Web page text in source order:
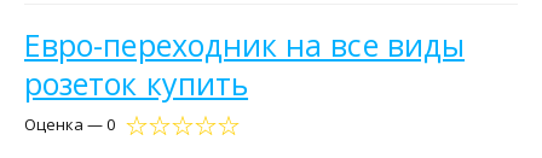
Евро-переходник на все виды
розеток купить
Оценка — 0